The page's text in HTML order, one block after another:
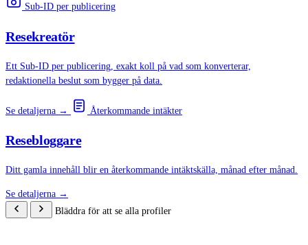
Sub-ID per publicering
Resekreatör
Ett Sub-ID per publicering, exakt koll på vad som konverterar,
redaktionella beslut som bygger på data.
Se detaljerna → Återkommande intäkter
Resebloggare
Ditt gamla innehåll blir en återkommande intäktskälla, månad efter månad.
Se detaljerna →
Bläddra för att se alla profiler